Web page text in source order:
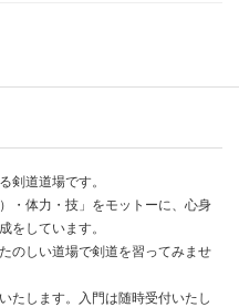
剣道道場です。
・体力・技」をモットーに、心身
をしています。
のしい道場で剣道を習ってみませ
たします。入門は随時受付いたし